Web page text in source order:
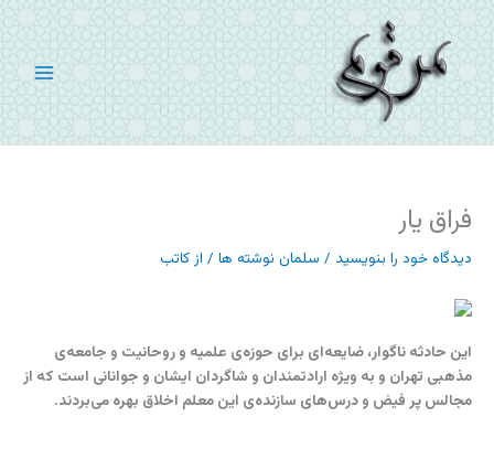
پرش
به
محتوا
فراق یار
دیدگاه‌ خود را بنویسید / سلمان نوشته ها / از کاتب
این حادثه ناگوار، ضایعه‌ای برای حوزه‌ی علمیه و روحانیت و جامعه‌ی
مذهبی تهران و به ویژه ارادتمندان و شاگردان ایشان و جوانانی است كه از
مجالس پر فیض و درس‌های سازنده‌ی این معلم اخلاق بهره می‌بردند.